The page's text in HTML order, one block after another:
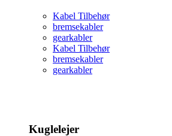
Kabel Tilbehør
bremsekabler
gearkabler
Kabel Tilbehør
bremsekabler
gearkabler
Kuglelejer